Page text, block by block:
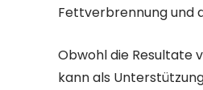
Fettverbrennung und
Obwohl die Resultate
kann als